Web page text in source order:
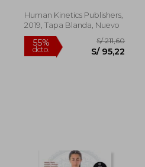
Human Kinetics Publishers,
2019, Tapa Blanda, Nuevo